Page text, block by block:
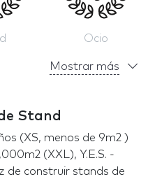
Ocio
Mostrar más
Stand
(XS, menos de 9m2 )
(XXL), Y.E.S. -
de construir stands de